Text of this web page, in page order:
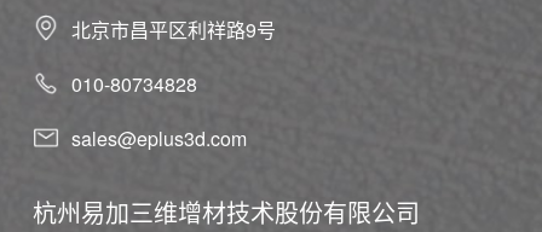
北京市昌平区利祥路9号
010-80734828
sales@eplus3d.com
杭州易加三维增材技术股份有限公司